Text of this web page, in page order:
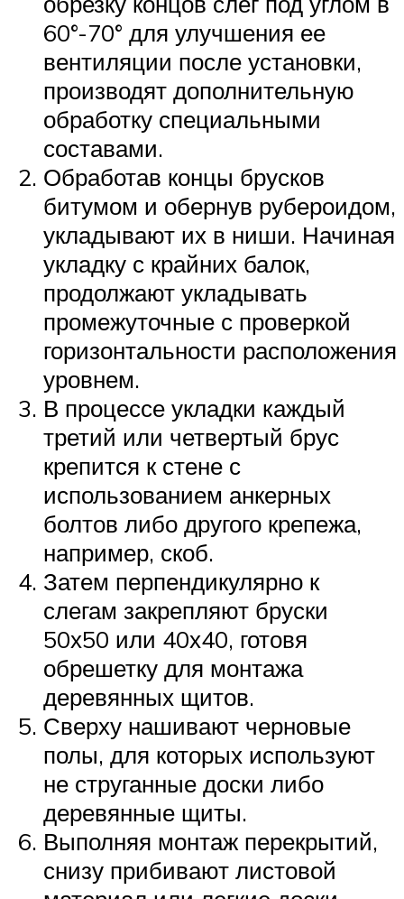
60°-70° для улучшения ее
вентиляции после установки,
производят дополнительную
обработку специальными
составами.
Обработав концы брусков
битумом и обернув рубероидом,
укладывают их в ниши. Начиная
укладку с крайних балок,
продолжают укладывать
промежуточные с проверкой
горизонтальности расположения
уровнем.
В процессе укладки каждый
третий или четвертый брус
крепится к стене с
использованием анкерных
болтов либо другого крепежа,
например, скоб.
Затем перпендикулярно к
слегам закрепляют бруски
50х50 или 40х40, готовя
обрешетку для монтажа
деревянных щитов.
Сверху нашивают черновые
полы, для которых используют
не струганные доски либо
деревянные щиты.
Выполняя монтаж перекрытий,
снизу прибивают листовой